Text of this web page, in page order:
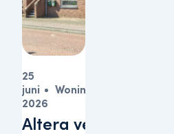
Altera verkoopt
25
juni
2026
Woningen